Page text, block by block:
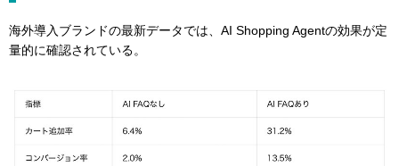
海外導入ブランドの最新データでは、AI Shopping Agentの効果が定
量的に確認されている。